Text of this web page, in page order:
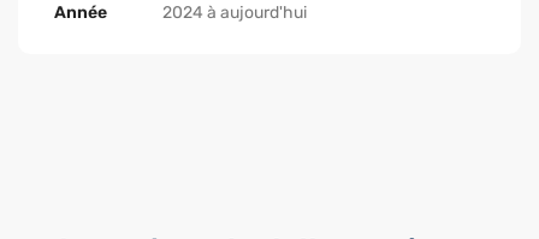
Année 2024 à aujourd'hui